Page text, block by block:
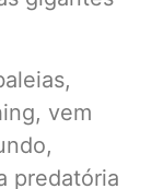
vem
predatória